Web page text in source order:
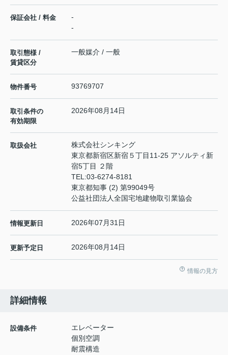
保証会社 / 料金
-
-
取引態様 /
賃貸区分
一般媒介 / 一般
物件番号 93769707
取引条件の
有効期限
2026年08月14日
取扱会社
株式会社シンキング
東京都新宿区新宿５丁目11-25 アソルティ新
宿5丁目 ２階
TEL:03-6274-8181
東京都知事 (2) 第99049号
公益社団法人全国宅地建物取引業協会
情報更新日 2026年07月31日
更新予定日 2026年08月14日
情報の見方
詳細情報
設備条件
エレベーター
個別空調
耐震構造